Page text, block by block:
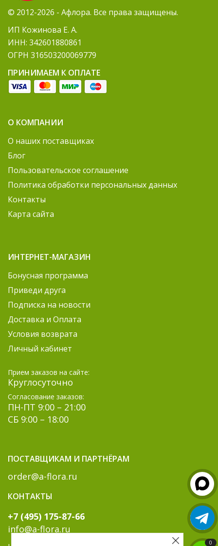
© 2012-2026 - Афлора. Все права защищены.
ИП Кожинова Е. А.
ИНН: 342601880861
ОГРН 316503200069779
ПРИНИМАЕМ К ОПЛАТЕ
О КОМПАНИИ
О наших поставщиках
Блог
Пользовательское соглашение
Политика обработки персональных данных
Контакты
Карта сайта
ИНТЕРНЕТ-МАГАЗИН
Бонусная программа
Приведи друга
Подписка на новости
Доставка и Оплата
Условия возврата
Личный кабинет
Прием заказов на сайте:
Круглосуточно
Согласование заказов:
ПН-ПТ 9:00 – 21:00
СБ 9:00 – 18:00
ПОСТАВЩИКАМ И ПАРТНЁРАМ
order@a-flora.ru
КОНТАКТЫ
+7 (495) 175-87-66
info@a-flora.ru
0